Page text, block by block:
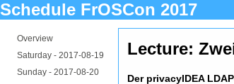
Schedule FrOSCon 2017
Overview
Saturday - 2017-08-19
Sunday - 2017-08-20
Lecture:
Der privacyIDEA